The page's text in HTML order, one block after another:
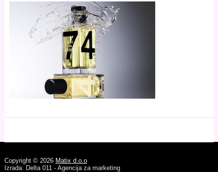
Copyright © 2026 Matix d.o.o
Izrada: Delta 011 - Agencija za marketing